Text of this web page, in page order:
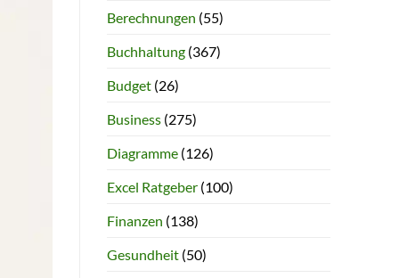
Berechnungen (55)
Buchhaltung(367)
Budget(26)
Business(275)
Diagramme(126)
Excel Ratgeber(100)
Finanzen (138)
Gesundheit(50)